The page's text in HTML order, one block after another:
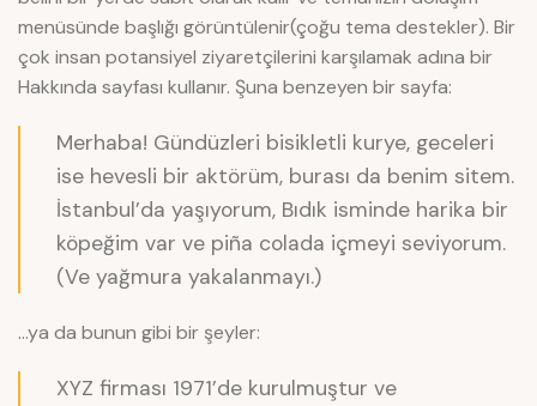
menüsünde başlığı görüntülenir(çoğu tema destekler). Bir
çok insan potansiyel ziyaretçilerini karşılamak adına bir
Hakkında sayfası kullanır. Şuna benzeyen bir sayfa:
Merhaba! Gündüzleri bisikletli kurye, geceleri
ise hevesli bir aktörüm, burası da benim sitem.
İstanbul’da yaşıyorum, Bıdık isminde harika bir
köpeğim var ve piña colada içmeyi seviyorum.
(Ve yağmura yakalanmayı.)
…ya da bunun gibi bir şeyler:
XYZ firması 1971’de kurulmuştur ve